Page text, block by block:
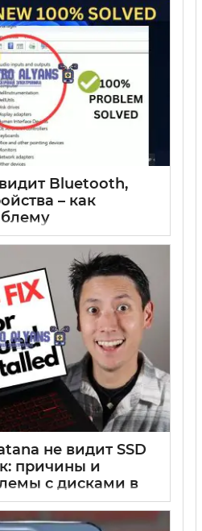
Bluetooth,
– как
не видит SSD
причины и
с дисками в